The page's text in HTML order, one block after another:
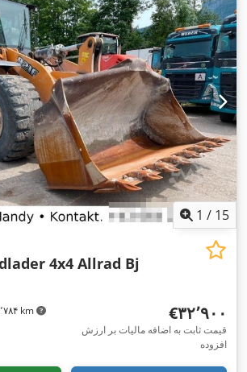
1 / 15
۳٬۷۸۴ km
4x4 Allrad Bj
‎€۳۲٬۹۰۰
قیمت ثابت به اضافه مالیات بر ارزش
افزوده